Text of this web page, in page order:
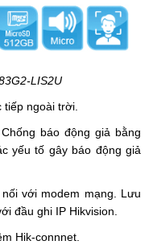
LIS2U
ngoài trời.
Chống báo động giả bằng
yếu tố gây báo động giả
với modem mạng. Lưu
đầu ghi IP Hikvision.
Hik-connnet.